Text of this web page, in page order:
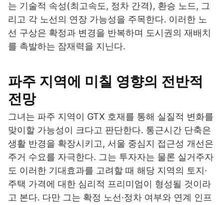
는 기술적 속성(최고속도, 정차 간격), 환승 노드, 그
리고 각 노선의 연장 가능성을 주목한다. 이러한 노
선 구상은 확정과 변경을 반복하며 도시권의 재배치
를 촉발하는 잠재력을 지닌다.
파주 지역에 미칠 영향의 전반적
전망
그녀는 파주 지역이 GTX 호재를 통해 실질적 변화를
맞이할 가능성이 크다고 판단한다. 통근시간 단축은
생활 반경을 확장시키고, 서울 중심지 접근성 개선은
주거 수요를 자극한다. 그는 투자자는 물론 실거주자
도 이러한 기대효과를 고려할 때 해당 지역의 토지·
주택 가격에 대한 심리적 프리미엄이 형성될 것이라
고 본다. 다만 그는 확정 노선·정차 여부와 연계 인프